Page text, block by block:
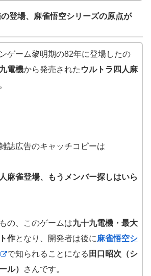
登場、麻雀悟空シリーズの原点が
ゲーム黎明期の82年に登場したの
電機から発売された ウルトラ四人麻
誌広告のキャッチコピーは
麻雀登場、もうメンバー探しはいら
の、このゲームは九十九電機・最大
作となり、開発者は後に麻雀悟空シ
で知られることになる 田口昭次（シ
ル）
さんです。